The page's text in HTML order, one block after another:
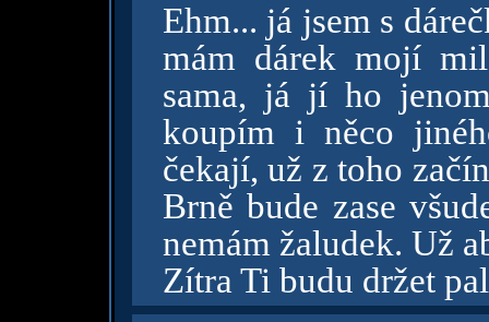
Ehm... já jsem s
mám dárek mojí
sama, já jí ho
koupím i něco
čekají, už z toho
Brně bude zase
nemám žaludek. Už
Zítra Ti budu držet